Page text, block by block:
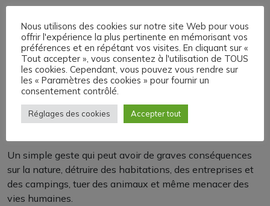
Prévention incendies
En France, 9 feux sur 10 sont d’origine humaine : en cas
de sécheresse, de canicule ou de vent fort, un mégot mal
éteint jeté depuis une fenêtre de voiture ou en bord de
route, une étincelle dans un champ ou un jardin peut
suffire à dévaster des hectares de végétation en quelques
minutes seulement.
Un simple geste qui peut avoir de graves conséquences
sur la nature, détruire des habitations, des entreprises et
des campings, tuer des animaux et même menacer des
vies humaines.
Nous utilisons des cookies sur notre site Web pour vous
offrir l'expérience la plus pertinente en mémorisant vos
préférences et en répétant vos visites. En cliquant sur «
Tout accepter », vous consentez à l'utilisation de TOUS
les cookies. Cependant, vous pouvez vous rendre sur
les « Paramètres des cookies » pour fournir un
consentement contrôlé.
Réglages des cookies Accepter tout